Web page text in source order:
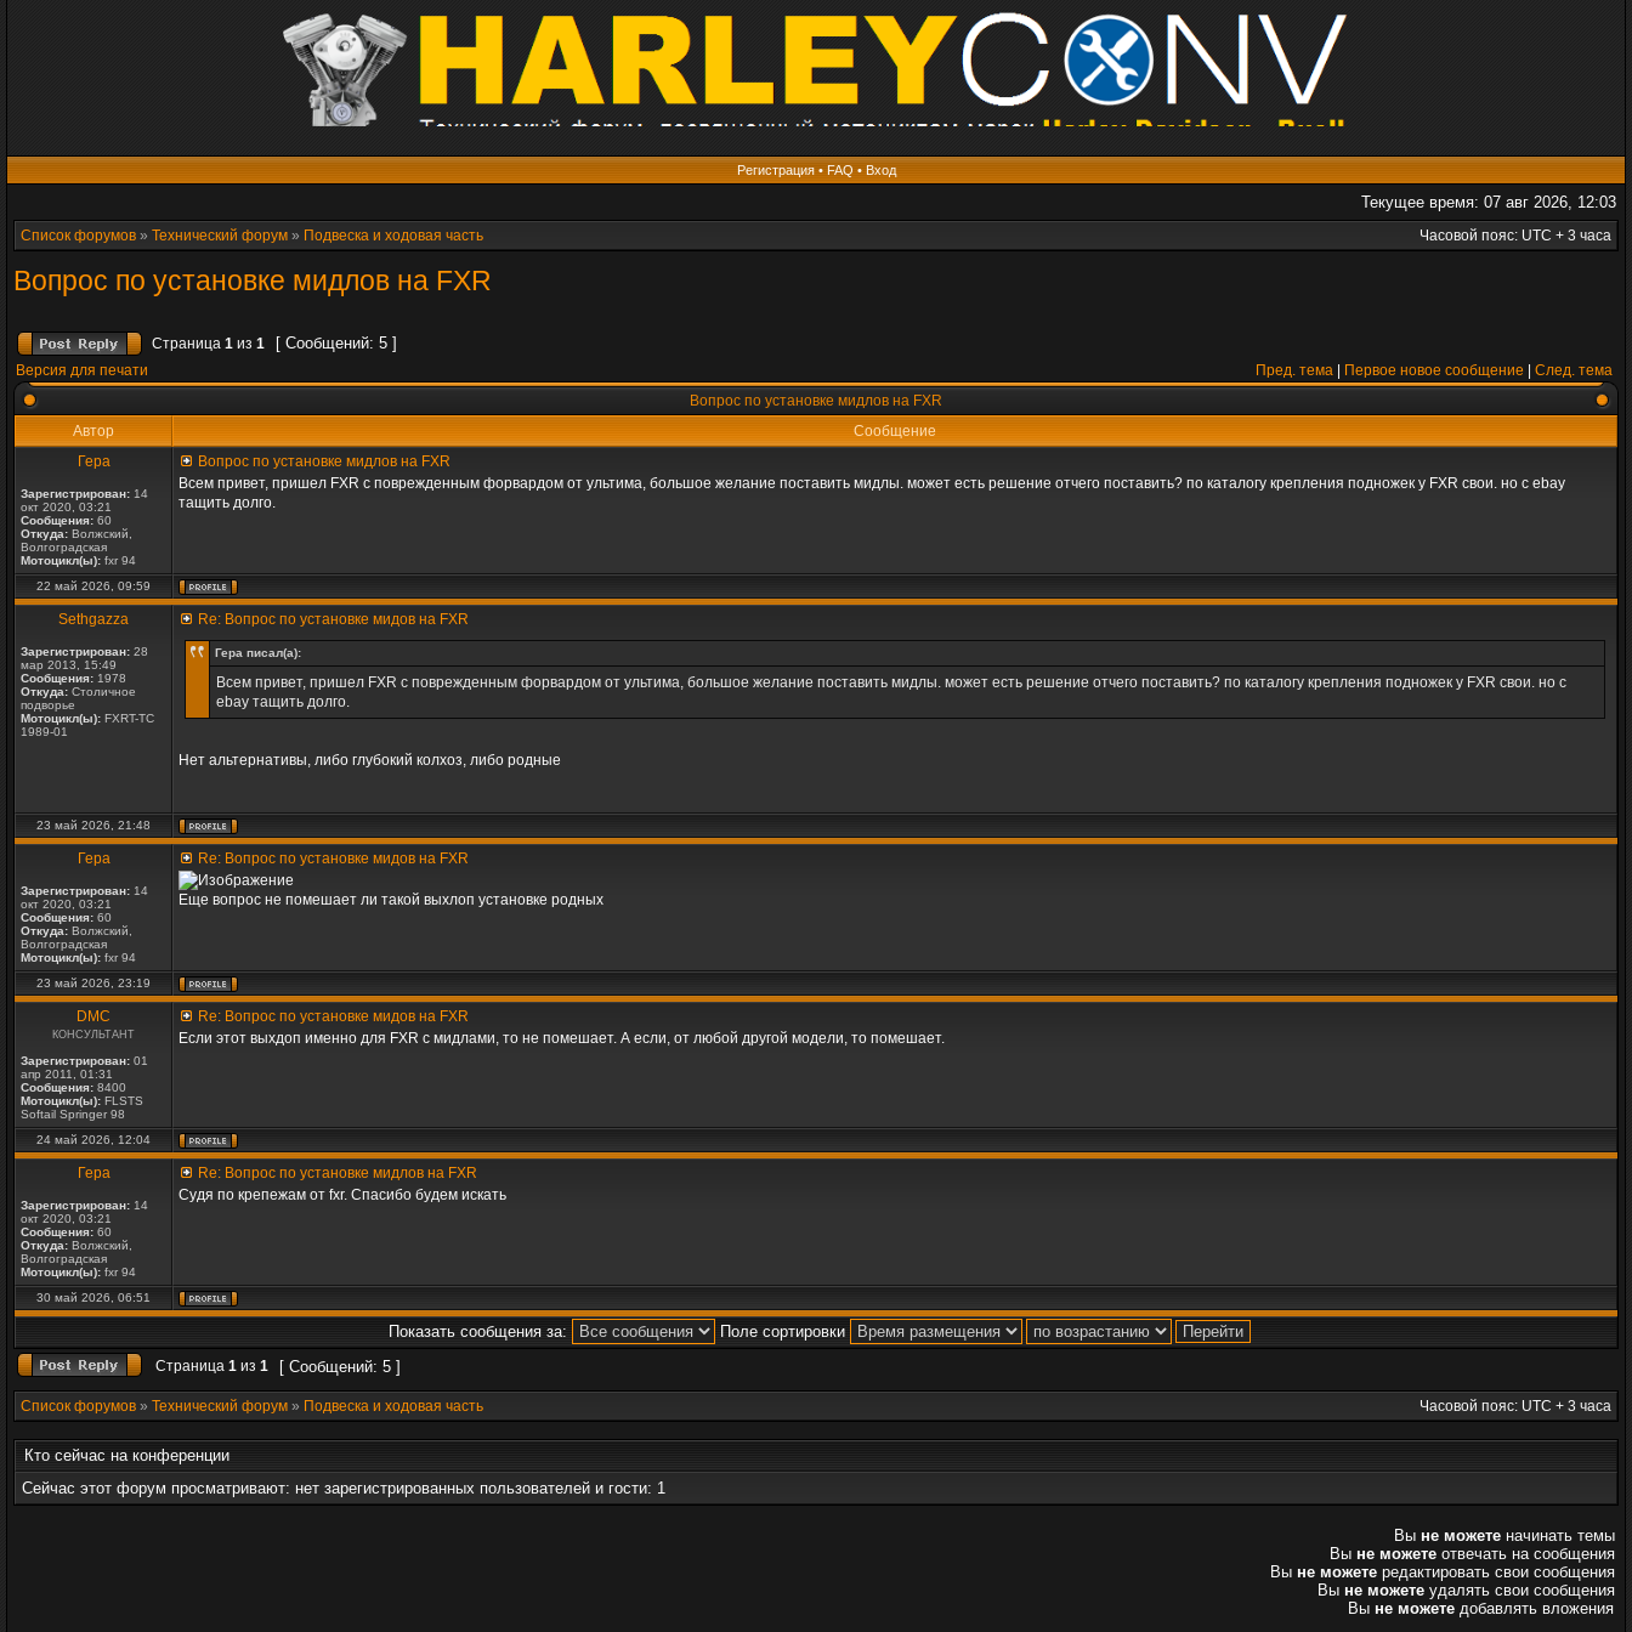
Регистрация• FAQ • Вход
Текущее время: 07 авг 2026, 12:03
Список форумов » Технический форум » Подвеска и ходовая часть Часовой пояс: UTC + 3 часа
Вопрос по установке мидлов на FXR
Страница 1 из 1 [ Сообщений: 5 ]
Версия для печати Пред. тема Первое новое сообщение
След. тема
Вопрос по установке мидлов на FXR
Автор
Сообщение
Гера
Зарегистрирован: 14
окт 2020, 03:21
Сообщения: 60
Откуда: Волжский,
Волгоградская
Мотоцикл(ы): fxr 94
Вопрос по установке мидлов на FXR
Всем привет, пришел FXR с поврежденным форвардом от ультима, большое желание поставить мидлы. может есть решение отчего поставить? по каталогу крепления подножек у FXR свои. но с ebay
тащить долго.
22 май 2026, 09:59
Sethgazza
Зарегистрирован: 28
мар 2013, 15:49
Сообщения: 1978
Откуда: Столичное
подворье
Мотоцикл(ы): FXRT-TC
1989-01
Re: Вопрос по установке мидов на FXR
Гера писал(а):
Всем привет, пришел FXR с поврежденным форвардом от ультима, большое желание поставить мидлы. может есть решение отчего поставить? по каталогу крепления подножек у FXR свои. но с
ebay тащить долго.
Нет альтернативы, либо глубокий колхоз, либо родные
23 май 2026, 21:48
Гера
Зарегистрирован: 14
окт 2020, 03:21
Сообщения: 60
Откуда: Волжский,
Волгоградская
Мотоцикл(ы): fxr 94
Re: Вопрос по установке мидов на FXR
Еще вопрос не помешает ли такой выхлоп установке родных
23 май 2026, 23:19
DMC
КОНСУЛЬТАНТ
Зарегистрирован: 01
апр 2011, 01:31
Сообщения: 8400
Мотоцикл(ы): FLSTS
Softail Springer 98
Re: Вопрос по установке мидов на FXR
Если этот выхдоп именно для FXR с мидлами, то не помешает. А если, от любой другой модели, то помешает.
24 май 2026, 12:04
Гера
Зарегистрирован: 14
окт 2020, 03:21
Сообщения: 60
Откуда: Волжский,
Волгоградская
Мотоцикл(ы): fxr 94
Re: Вопрос по установке мидлов на FXR
Судя по крепежам от fxr. Спасибо будем искать
30 май 2026, 06:51
Показать сообщения за: Поле сортировки
Страница 1 из 1 [ Сообщений: 5 ]
Список форумов » Технический форум » Подвеска и ходовая часть Часовой пояс: UTC + 3 часа
Кто сейчас на конференции
Сейчас этот форум просматривают: нет зарегистрированных пользователей и гости: 1
Вы не можете начинать темы
Вы не можете отвечать на сообщения
Вы не можете редактировать свои сообщения
Вы не можете удалять свои сообщения
Вы не можете добавлять вложения